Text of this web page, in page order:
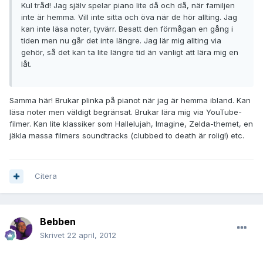
Kul tråd! Jag själv spelar piano lite då och då, när familjen
inte är hemma. Vill inte sitta och öva när de hör allting. Jag
kan inte läsa noter, tyvärr. Besatt den förmågan en gång i
tiden men nu går det inte längre. Jag lär mig allting via
gehör, så det kan ta lite längre tid än vanligt att lära mig en
låt.
Samma här! Brukar plinka på pianot när jag är hemma ibland. Kan
läsa noter men väldigt begränsat. Brukar lära mig via YouTube-
filmer. Kan lite klassiker som Hallelujah, Imagine, Zelda-themet, en
jäkla massa filmers soundtracks (clubbed to death är rolig!) etc.
Citera
Bebben
Skrivet 22 april, 2012